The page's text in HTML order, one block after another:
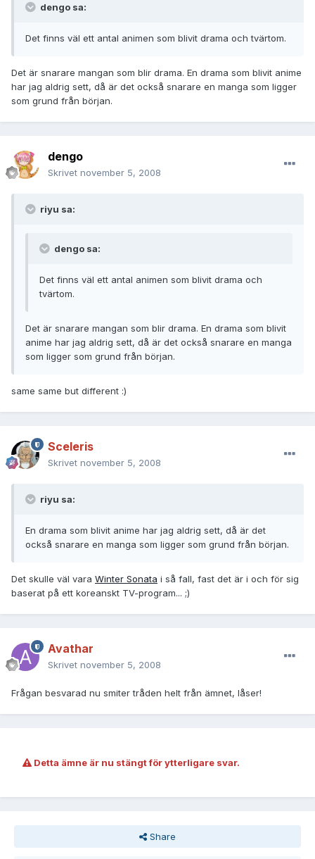
dengo sa:
Det finns väl ett antal animen som blivit drama och tvärtom.
Det är snarare mangan som blir drama. En drama som blivit anime
har jag aldrig sett, då är det också snarare en manga som ligger
som grund från början.
dengo
Skrivet november 5, 2008
riyu sa:
dengo sa:
Det finns väl ett antal animen som blivit drama och
tvärtom.
Det är snarare mangan som blir drama. En drama som blivit
anime har jag aldrig sett, då är det också snarare en manga
som ligger som grund från början.
same same but different :)
Sceleris
Skrivet november 5, 2008
riyu sa:
En drama som blivit anime har jag aldrig sett, då är det
också snarare en manga som ligger som grund från början.
Det skulle väl vara Winter Sonata i så fall, fast det är i och för sig
baserat på ett koreanskt TV-program... ;)
Avathar
Skrivet november 5, 2008
Frågan besvarad nu smiter tråden helt från ämnet, låser!
Detta ämne är nu stängt för ytterligare svar.
Share